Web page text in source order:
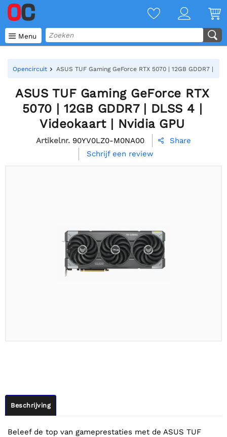
 Menu
Opencircuit ASUS TUF Gaming GeForce RTX 5070 | 12GB GDDR7 |
ASUS TUF Gaming GeForce RTX
5070 | 12GB GDDR7 | DLSS 4 |
Videokaart | Nvidia GPU
Artikelnr. 90YV0LZ0-M0NA00 
Share
Schrijf een review
Beschrijving
Beleef de top van gameprestaties met de ASUS TUF